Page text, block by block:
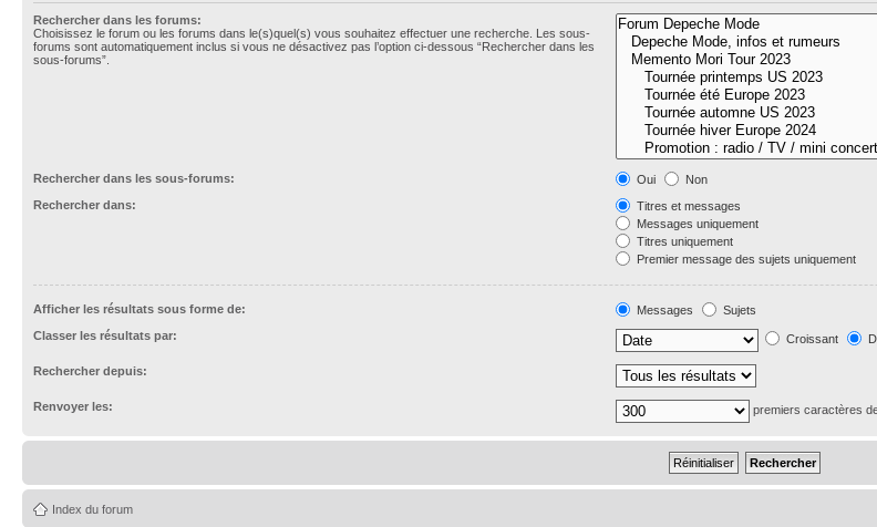
Rechercher dans les forums:
Choisissez le forum ou les forums dans le(s)quel(s) vous souhaitez effectuer une recherche. Les sous-
forums sont automatiquement inclus si vous ne désactivez pas l’option ci-dessous “Rechercher dans les
sous-forums”.
Rechercher dans les sous-forums: Oui
Non
Rechercher dans:
Titres et messages
Messages uniquement
Titres uniquement
Premier message des sujets uniquement
Afficher les résultats sous forme de: Messages
Sujets
Classer les résultats par:
Croissant
Rechercher depuis:
Renvoyer les: premiers caractères
Index du forum